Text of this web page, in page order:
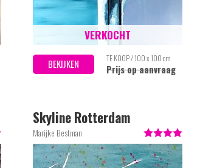
BEKIJKEN TE KOOP / 100 x 100 cm
Prijs op aanvraag
VERKOCHT
Marijke Bestman
Skyline Rotterdam